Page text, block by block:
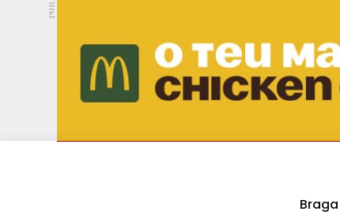
PUB.
Hoje 18ºC 28ºC DMtv
Braga